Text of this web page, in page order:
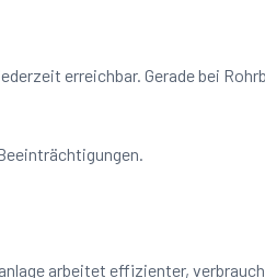
erreichbar. Gerade bei
arbeitet effizienter,